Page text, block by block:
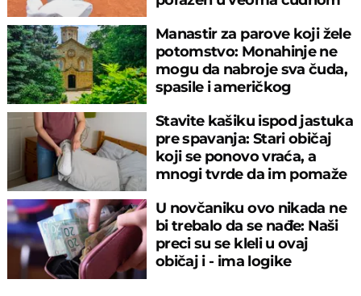
Manastir za parove koji žele
potomstvo: Monahinje ne
mogu da nabroje sva čuda,
spasile i američkog
Stavite kašiku ispod jastuka
pre spavanja: Stari običaj
koji se ponovo vraća, a
mnogi tvrde da im pomaže
U novčaniku ovo nikada ne
bi trebalo da se nađe: Naši
preci su se kleli u ovaj
običaj i - ima logike